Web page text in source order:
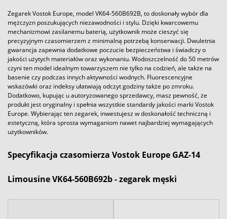
Zegarek Vostok Europe, model VK64-560B692B, to doskonały wybór dla
mężczyzn poszukujących niezawodności i stylu. Dzięki kwarcowemu
mechanizmowi zasilanemu baterią, użytkownik może cieszyć się
precyzyjnym czasomierzem z minimalną potrzebą konserwacji. Dwuletnia
gwarancja zapewnia dodatkowe poczucie bezpieczeństwa i świadczy o
jakości użytych materiałów oraz wykonaniu. Wodoszczelność do 50 metrów
czyni ten model idealnym towarzyszem nie tylko na codzień, ale także na
basenie czy podczas innych aktywności wodnych. Fluorescencyjne
wskazówki oraz indeksy ułatwiają odczyt godziny także po zmroku.
Dodatkowo, kupując u autoryzowanego sprzedawcy, masz pewność, że
produkt jest oryginalny i spełnia wszystkie standardy jakości marki Vostok
Europe. Wybierając ten zegarek, inwestujesz w doskonałość techniczną i
estetyczną, która sprosta wymaganiom nawet najbardziej wymagających
użytkowników.
Specyfikacja czasomierza Vostok Europe GAZ-14
Limousine VK64-560B692b - zegarek męski